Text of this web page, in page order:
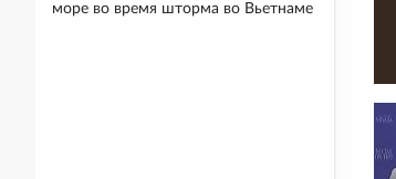
море во время шторма во Вьетнаме